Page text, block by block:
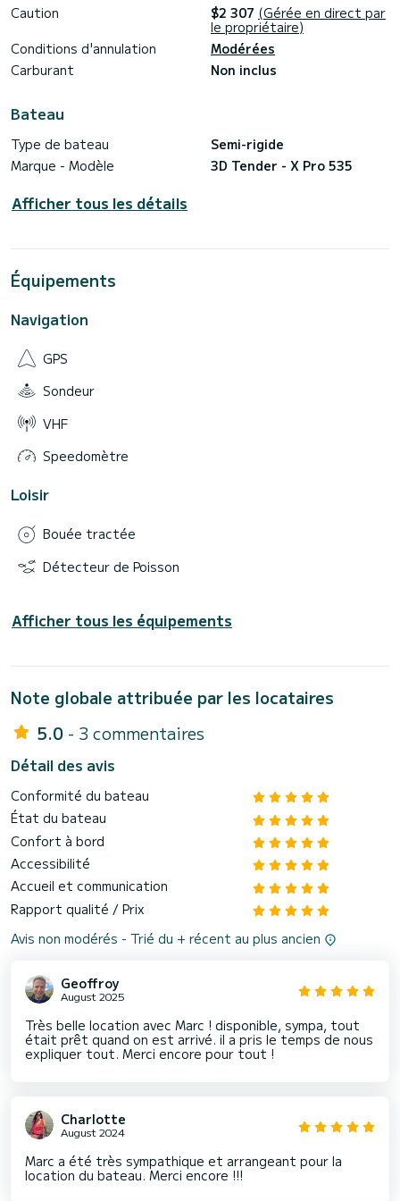
demi-journée.
Caution
$2 307 (Gérée en direct par
le propriétaire)
Conditions d'annulation
Modérées
Carburant
Non inclus
Bateau
Type de bateau
Semi-rigide
Marque - Modèle
3D Tender - X Pro 535
Afficher tous les détails
Équipements
Navigation
GPS
Sondeur
VHF
Speedomètre
Loisir
Bouée tractée
Détecteur de Poisson
Afficher tous les équipements
Note globale attribuée par les locataires
5.0 - 3 commentaires
Détail des avis
Conformité du bateau
État du bateau
Confort à bord
Accessibilité
Accueil et communication
Rapport qualité / Prix
Avis non modérés - Trié du + récent au plus ancien
Geoffroy
August 2025
Très belle location avec Marc ! disponible, sympa, tout
était prêt quand on est arrivé. il a pris le temps de nous
expliquer tout. Merci encore pour tout !
Charlotte
August 2024
Marc a été très sympathique et arrangeant pour la
location du bateau. Merci encore !!!